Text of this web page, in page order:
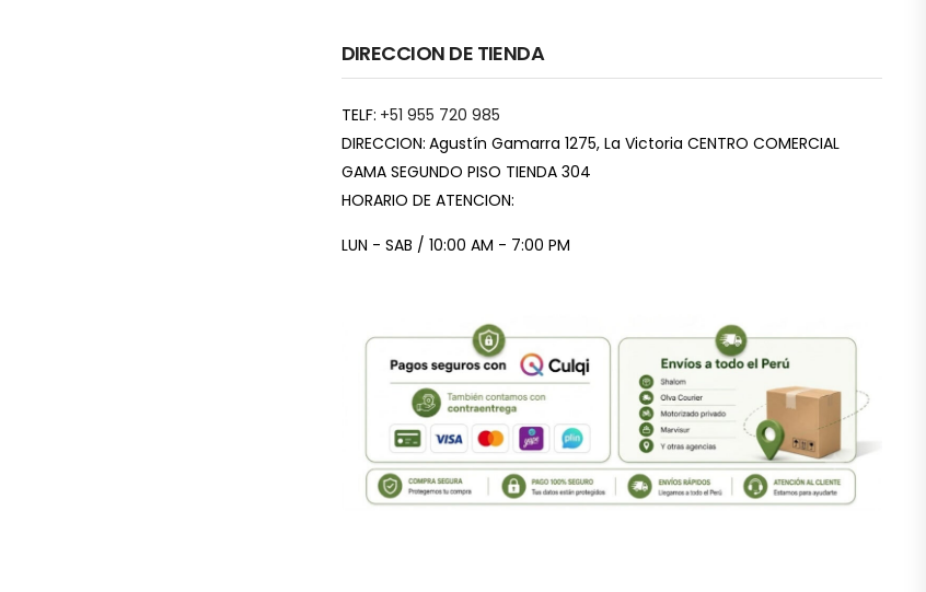
DIRECCION DE TIENDA
TELF: +51 955 720 985
DIRECCION: Agustín Gamarra 1275, La Victoria CENTRO COMERCIAL
GAMA SEGUNDO PISO TIENDA 304
HORARIO DE ATENCION:
LUN - SAB / 10:00 AM - 7:00 PM